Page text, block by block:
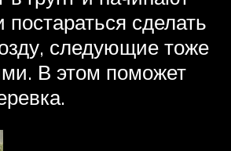
постараться сделать
следующие тоже
В этом поможет